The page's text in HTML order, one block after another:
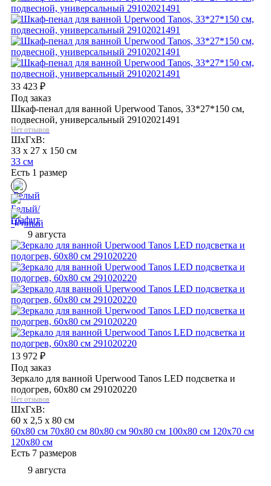
33 423 ₽
Под заказ
Шкаф-пенал для ванной Uperwood Tanos, 33*27*150 см,
подвесной, универсальный 29102021491
Нет отзывов
ШхГхВ:
33 x 27 x 150 см
33 см
Есть 1 размер
9 августа
13 972 ₽
Под заказ
Зеркало для ванной Uperwood Tanos LED подсветка и
подогрев, 60x80 см 291020220
Нет отзывов
ШхГхВ:
60 x 2,5 x 80 см
60х80 см 70х80 см 80х80 см 90х80 см 100х80 см 120х70 см
120х80 см
Есть 7 размеров
9 августа